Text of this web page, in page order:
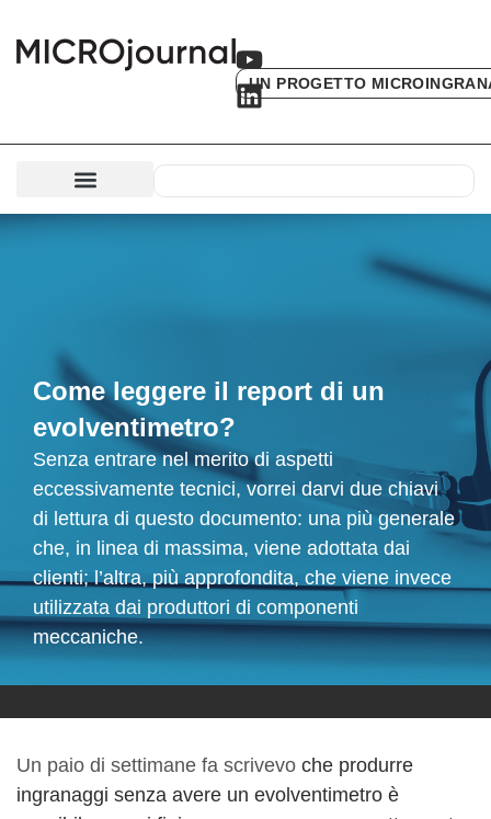
UN PROGETTO
Come leggere il report di un
evolventimetro?
Senza entrare nel merito di aspetti
eccessivamente tecnici, vorrei darvi due chiavi
di lettura di questo documento: una più generale
che, in linea di massima, viene adottata dai
clienti; l’altra, più approfondita, che viene invece
utilizzata dai produttori di componenti
meccaniche.
Un paio di settimane fa scrivevo che produrre
ingranaggi senza avere un evolventimetro è